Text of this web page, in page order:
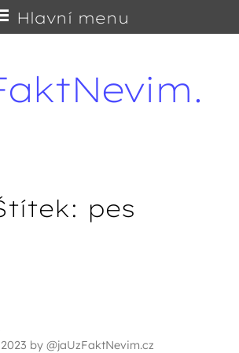
Hlavní menu
pes
by @jaUzFaktNevim.cz